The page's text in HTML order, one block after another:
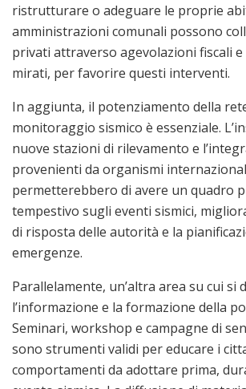
ristrutturare o adeguare le proprie
amministrazioni comunali possono
privati attraverso agevolazioni fiscali
mirati, per favorire questi interventi.
In aggiunta, il potenziamento della
monitoraggio sismico è essenziale.
nuove stazioni di rilevamento e
provenienti da organismi
permetterebbero di avere un quadro
tempestivo sugli eventi sismici,
di risposta delle autorità e la
emergenze.
Parallelamente, un’altra area su cui si
l’informazione e la formazione della
Seminari, workshop e campagne di
sono strumenti validi per educare i
comportamenti da adottare prima,